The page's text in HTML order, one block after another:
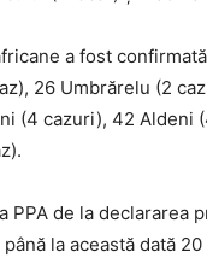
a fost
26 Umbrărelu (2
(4 cazuri), 42 Aldeni
de la declararea
la această dată